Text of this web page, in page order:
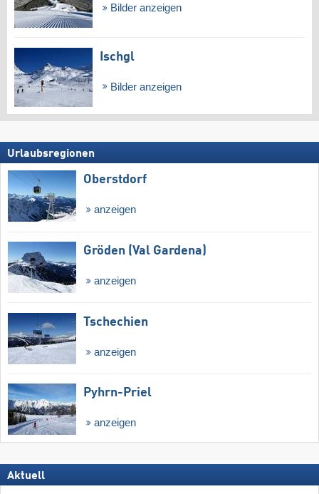
Bilder anzeigen
Ischgl
Bilder anzeigen
Urlaubsregionen
Oberstdorf
anzeigen
Gröden (Val Gardena)
anzeigen
Tschechien
anzeigen
Pyhrn-Priel
anzeigen
Aktuell